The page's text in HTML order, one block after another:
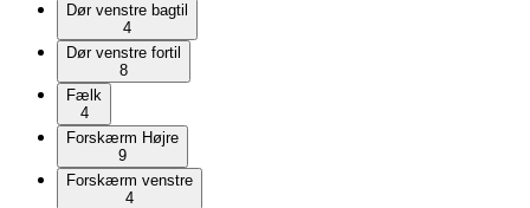
Dør venstre bagtil
4
Dør venstre fortil
8
Fælk
4
Forskærm Højre
9
Forskærm venstre
4